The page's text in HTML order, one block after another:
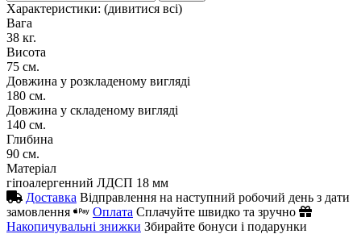
Характеристики: (дивитися всі)
Вага
38 кг.
Висота
75 см.
Довжина у розкладеному вигляді
180 см.
Довжина у складеному вигляді
140 см.
Глибина
90 см.
Матеріал
гіпоалергенний ЛДСП 18 мм
Доставка Відправлення на наступний робочий день з дати
замовлення
Оплата Сплачуйте швидко та зручно
Накопичувальні знижки Збирайте бонуси і подарунки